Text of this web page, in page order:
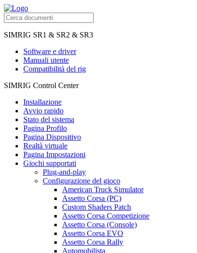
SIMRIG SR1 & SR2 & SR3
Software e driver
Manuali utente
Compatibilità del rig
SIMRIG Control Center
Installazione
Avvio rapido
Stato del sistema
Pagina Profilo
Pagina Dispositivo
Realtà virtuale
Pagina Impostazioni
Giochi supportati
Plug-and-play
Configurazione del gioco
American Truck Simulator
Assetto Corsa (PC)
Custom Shaders Patch
Assetto Corsa Competizione
Assetto Corsa (Console)
Assetto Corsa EVO
Assetto Corsa Rally
Automobilista